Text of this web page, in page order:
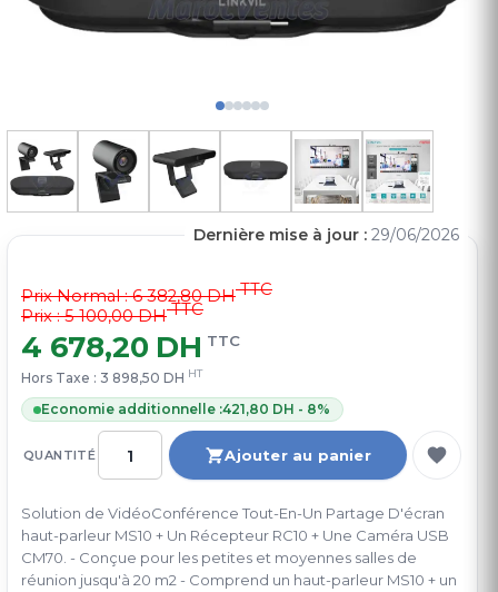
QUANTITÉ Ajouter au panier
Prix Normal :6 382,80 DHTTC
Prix : 5 100,00 DHTTC
4 678,20 DH TTC
Hors Taxe : 3 898,50 DH HT
Economie additionnelle :421,80 DH - 8%
Solution de VidéoConférence Tout-En-Un Partage D'écran
haut-parleur MS10 + Un Récepteur RC10 + Une Caméra USB
CM70. - Conçue pour les petites et moyennes salles de
réunion jusqu'à 20 m2 - Comprend un haut-parleur MS10 + un
Dernière mise à jour : 29/06/2026